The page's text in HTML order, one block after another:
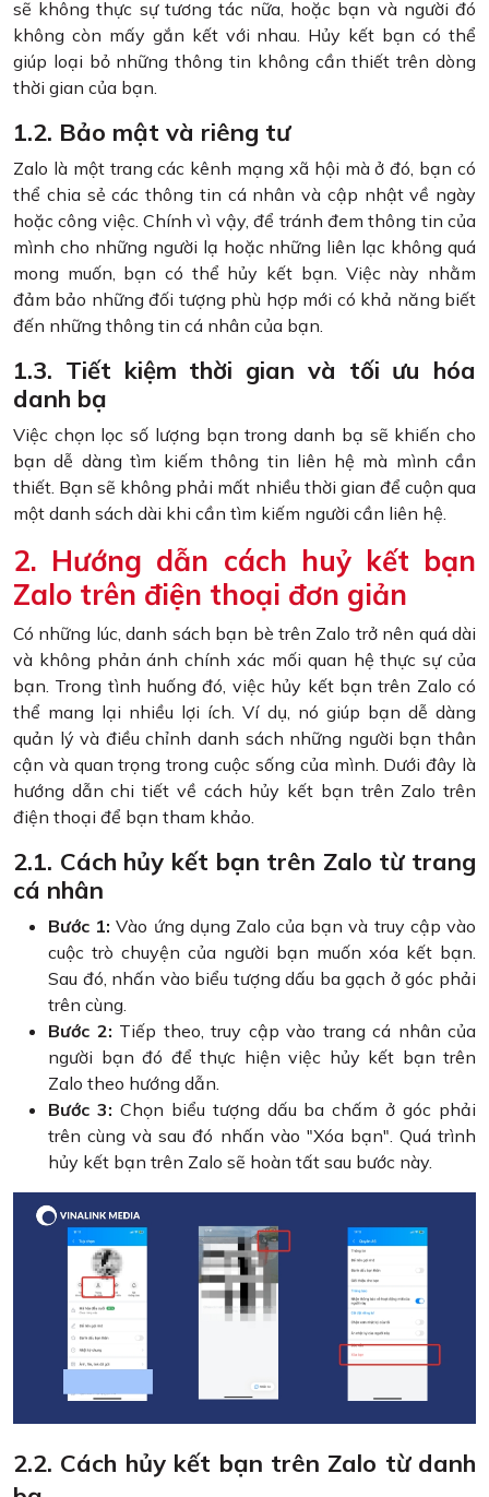
sẽ không thực sự tương tác nữa, hoặc bạn và người đó
không còn mấy gắn kết với nhau. Hủy kết bạn có thể
giúp loại bỏ những thông tin không cần thiết trên dòng
thời gian của bạn.
1.2. Bảo mật và riêng tư
Zalo là một trang các kênh mạng xã hội mà ở đó, bạn có
thể chia sẻ các thông tin cá nhân và cập nhật về ngày
hoặc công việc. Chính vì vậy, để tránh đem thông tin của
mình cho những người lạ hoặc những liên lạc không quá
mong muốn, bạn có thể hủy kết bạn. Việc này nhằm
đảm bảo những đối tượng phù hợp mới có khả năng biết
đến những thông tin cá nhân của bạn.
1.3. Tiết kiệm thời gian và tối ưu hóa
danh bạ
Việc chọn lọc số lượng bạn trong danh bạ sẽ khiến cho
bạn dễ dàng tìm kiếm thông tin liên hệ mà mình cần
thiết. Bạn sẽ không phải mất nhiều thời gian để cuộn qua
một danh sách dài khi cần tìm kiếm người cần liên hệ.
2. Hướng dẫn cách huỷ kết bạn
Zalo trên điện thoại đơn giản
Có những lúc, danh sách bạn bè trên Zalo trở nên quá dài
và không phản ánh chính xác mối quan hệ thực sự của
bạn. Trong tình huống đó, việc hủy kết bạn trên Zalo có
thể mang lại nhiều lợi ích. Ví dụ, nó giúp bạn dễ dàng
quản lý và điều chỉnh danh sách những người bạn thân
cận và quan trọng trong cuộc sống của mình. Dưới đây là
hướng dẫn chi tiết về cách hủy kết bạn trên Zalo trên
điện thoại để bạn tham khảo.
2.1. Cách hủy kết bạn trên Zalo từ trang
cá nhân
Bước 1: Vào ứng dụng Zalo của bạn và truy cập vào
cuộc trò chuyện của người bạn muốn xóa kết bạn.
Sau đó, nhấn vào biểu tượng dấu ba gạch ở góc phải
trên cùng.
Bước 2: Tiếp theo, truy cập vào trang cá nhân của
người bạn đó để thực hiện việc hủy kết bạn trên
Zalo theo hướng dẫn.
Bước 3: Chọn biểu tượng dấu ba chấm ở góc phải
trên cùng và sau đó nhấn vào "Xóa bạn". Quá trình
hủy kết bạn trên Zalo sẽ hoàn tất sau bước này.
2.2. Cách hủy kết bạn trên Zalo từ danh